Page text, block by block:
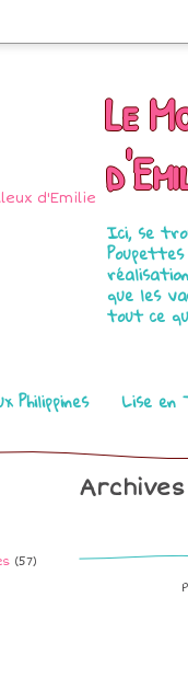
Le
Ici, se
que les
tout ce
Philippines Lise en
(57)
Archives